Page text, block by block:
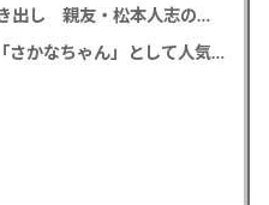
中居正広氏 「ひそかに被災地支援」か？ 2016年の熊本地震直後には現地で炊き出し 親友・松本人志の闘病に心を痛め、頻繁に連絡も
レインボー 池田直人と結婚の佐藤佳奈アナ AKB48合格、熱烈アイドルオタク「さかなちゃん」として人気に、7月末に読売テレビ退社